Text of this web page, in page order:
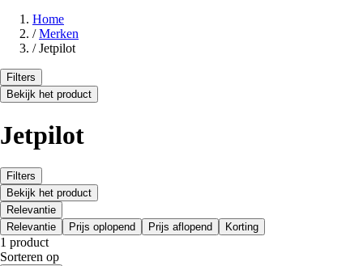
Home
/ Merken
/ Jetpilot
Filters
Bekijk het product
Jetpilot
Filters
Bekijk het product
Relevantie
Relevantie
Prijs oplopend Prijs aflopend Korting
1 product
Sorteren op